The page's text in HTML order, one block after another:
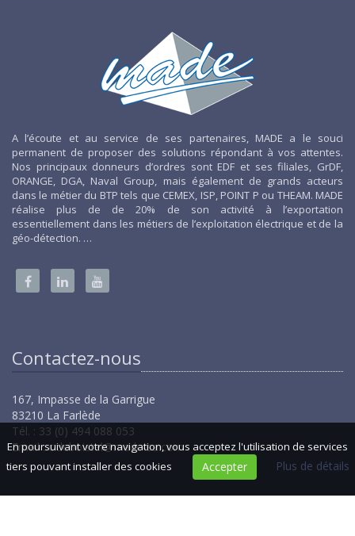
A l’écoute et au service de ses partenaires, MADE a le souci
permanent de proposer des solutions répondant à vos attentes.
Nos principaux donneurs d’ordres sont EDF et ses filiales, GrDF,
ORANGE, DGA, Naval Group, mais également de grands acteurs
dans le métier du BTP tels que CEMEX, ISP, POINT P ou THEAM. MADE
réalise plus de de 20% de son activité à l’exportation
essentiellement dans les métiers de l’exploitation électrique et de la
géo-détection. …
Contactez-nous
167, Impasse de la Garrigue
83210 La Farlède
Tél. : 33 (0) 494 088 053
Email :c.deboistel@made-sa.com
En poursuivant votre navigation, vous acceptez l'utilisation de services
tiers pouvant installer des cookies
Accepter Plus de détails